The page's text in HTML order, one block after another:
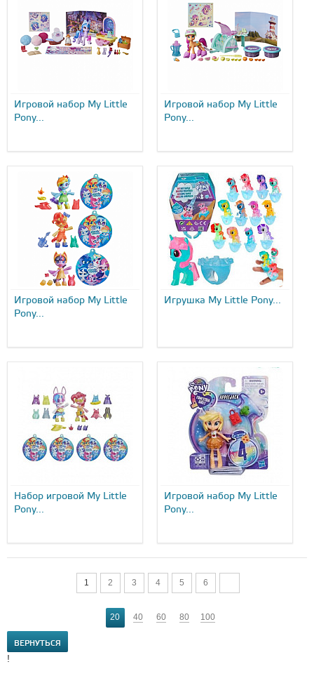
Игровой набор My Little
Pony...
Игровой набор My Little
Pony...
Игровой набор My Little
Pony...
Игрушка My Little Pony...
Набор игровой My Little
Pony...
Игровой набор My Little
Pony...
1 2 3 4 5 6
20 40 60 80 100
ВЕРНУТЬСЯ
!